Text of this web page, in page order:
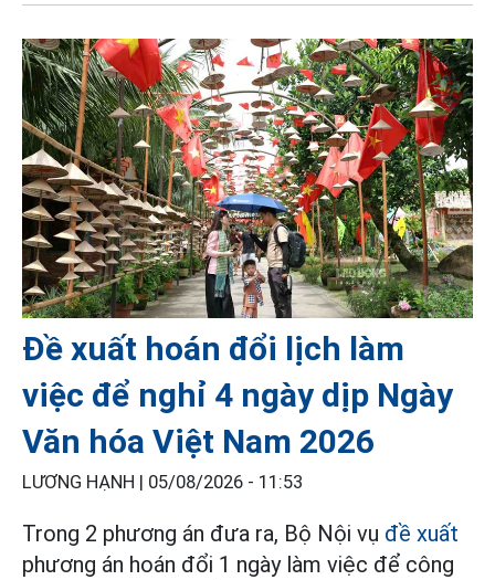
Đề xuất hoán đổi lịch làm
việc để nghỉ 4 ngày dịp Ngày
Văn hóa Việt Nam 2026
LƯƠNG HẠNH | 05/08/2026 - 11:53
Trong 2 phương án đưa ra, Bộ Nội vụ đề xuất
phương án hoán đổi 1 ngày làm việc để công